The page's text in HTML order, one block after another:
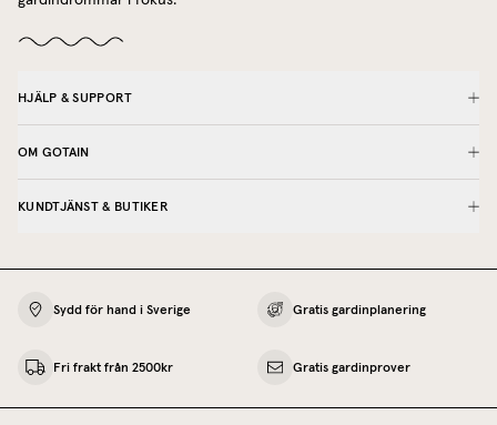
HJÄLP & SUPPORT
OM GOTAIN
KUNDTJÄNST & BUTIKER
Sydd för hand i Sverige Gratis gardinplanering
Fri frakt från 2500kr Gratis gardinprover